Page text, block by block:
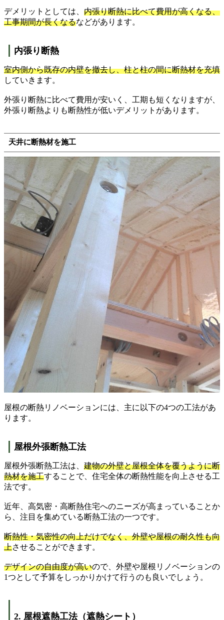
デメリットとしては、 内張り断熱に比べて費用が高くなる、
工事期間が長くなるなどがあります。
内張り断熱
室内側から既存の内壁を撤去し、柱と柱の間に断熱材を充填
していきます。
外張り断熱に比べて費用が安いく、工期も短くなりますが、
外張り断熱よりも断熱性が低いデメリットがあります。
天井に断熱材を施工
屋根の断熱リノベーションには、主に以下の4つの工法があ
ります。
屋根外張断熱工法
屋根外張断熱工法は、 建物の外壁と屋根全体を覆うように断
熱材を施工することで、住宅全体の断熱性能を向上させる工
法です。
近年、高気密・高断熱住宅へのニーズが高まっていることか
ら、注目を集めている断熱工法の一つです。
断熱性・気密性の向上だけでなく、外壁や屋根の耐久性も向
上させることができます。
デザインの自由度が高いので、外壁や屋根リノベーションの
1つとして予算をしっかりかけて行うのも良いでしょう。
2. 屋根遮熱工法（遮熱シート）